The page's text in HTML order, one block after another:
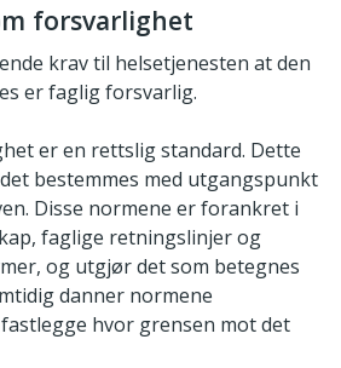
forsvarlighet
krav til helsetjenesten at den
er faglig forsvarlig.
er en rettslig standard. Dette
bestemmes med utgangspunkt
Disse normene er forankret i
faglige retningslinjer og
og utgjør det som betegnes
danner normene
hvor grensen mot det